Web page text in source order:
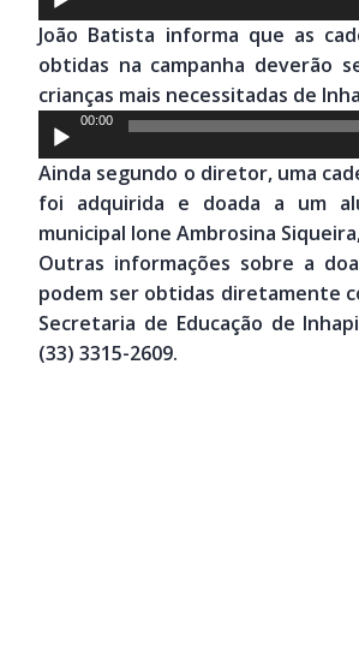
de
áudio
João Batista informa que as
obtidas na campanha deverão
crianças mais necessitadas de
Tocador
de
áudio
00:00
Ainda segundo o diretor, uma
foi adquirida e doada a um
municipal Ione Ambrosina
Outras informações sobre a
podem ser obtidas diretamente
Secretaria de Educação de
(33) 3315-2609.